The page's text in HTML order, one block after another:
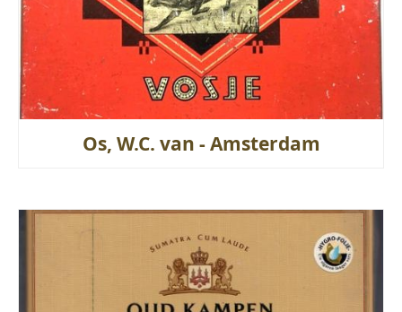
Os, W.C. van - Amsterdam